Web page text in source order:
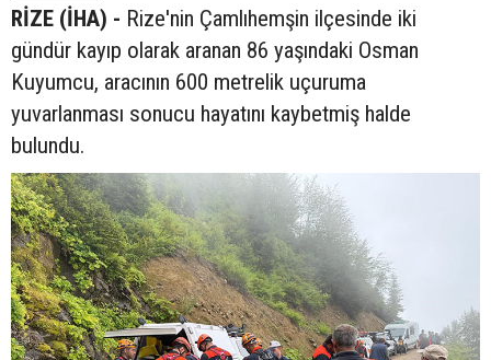
RİZE (İHA) - Rize'nin Çamlıhemşin ilçesinde iki
gündür kayıp olarak aranan 86 yaşındaki Osman
Kuyumcu, aracının 600 metrelik uçuruma
yuvarlanması sonucu hayatını kaybetmiş halde
bulundu.